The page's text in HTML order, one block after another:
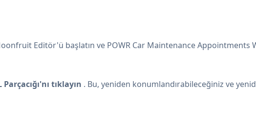
Editör'ü başlatın ve POWR Car Maintenance Appointments
Parçacığı'nı tıklayın . Bu, yeniden konumlandırabileceğiniz ve